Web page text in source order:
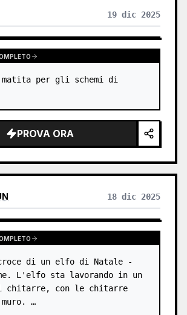
19 dic 2025
PROVA ORA
18 dic 2025
di un elfo di Natale -
L'elfo sta lavorando in un
chitarre, con le chitarre
…